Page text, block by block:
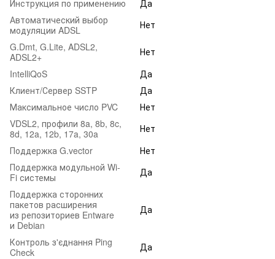
Инструкция по применению
Да
Автоматический выбор
модуляции ADSL
Нет
G.Dmt, G.Lite, ADSL2,
ADSL2+
Нет
IntelliQoS
Да
Клиент/Сервер SSTP
Да
Максимальное число PVC
Нет
VDSL2, профили 8a, 8b, 8c,
8d, 12a, 12b, 17a, 30a
Нет
Поддержка G.vector
Нет
Поддержка модульной Wi-
Fi системы
Да
Поддержка сторонних
пакетов расширения
из репозиториев Entware
и Debian
Да
Контроль з'єднання Ping
Check
Да